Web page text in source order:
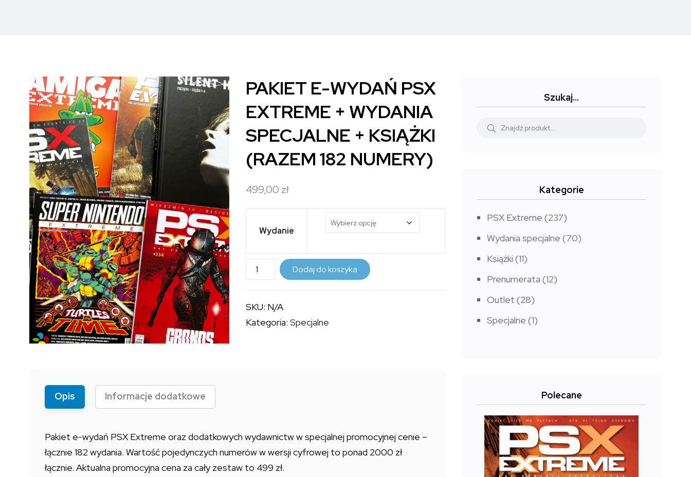
PAKIET E-WYDAŃ PSX
EXTREME + WYDANIA
SPECJALNE + KSIĄŻKI
(RAZEM 182 NUMERY)
499,00 zł
Wydanie
ilość
PAKIET
WYDAŃ
PSX
(RAZEM
182
NUMERY)
Dodaj do koszyka
SKU: N/A
Kategoria:Specjalne
Opis Informacje dodatkowe
Pakiet e-wydań PSX Extreme oraz dodatkowych wydawnictw w specjalnej promocyjnej cenie –
łącznie 182 wydania. Wartość pojedynczych numerów w wersji cyfrowej to ponad 2000 zł
łącznie. Aktualna promocyjna cena za cały zestaw to 499 zł.
Szukaj…
Kategorie
PSX Extreme (237)
Wydania specjalne (70)
Książki (11)
Prenumerata (12)
Outlet (28)
Specjalne (1)
Polecane